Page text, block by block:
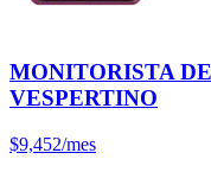
MONITORISTA
VESPERTINO
$9,452/mes